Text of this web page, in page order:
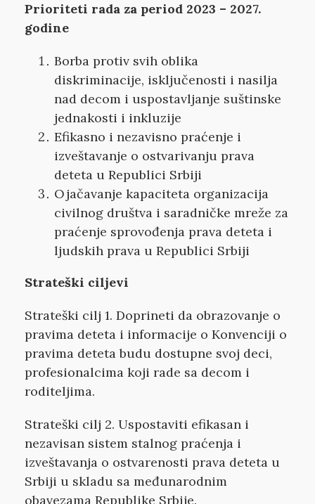
Prioriteti rada za period 2023 – 2027.
godine
Borba protiv svih oblika
diskriminacije, isključenosti i nasilja
nad decom i uspostavljanje suštinske
jednakosti i inkluzije
Efikasno i nezavisno praćenje i
izveštavanje o ostvarivanju prava
deteta u Republici Srbiji
Ojačavanje kapaciteta organizacija
civilnog društva i saradničke mreže za
praćenje sprovođenja prava deteta i
ljudskih prava u Republici Srbiji
Strateški ciljevi
Strateški cilj 1. Doprineti da obrazovanje o
pravima deteta i informacije o Konvenciji o
pravima deteta budu dostupne svoj deci,
profesionalcima koji rade sa decom i
roditeljima.
Strateški cilj 2. Uspostaviti efikasan i
nezavisan sistem stalnog praćenja i
izveštavanja o ostvarenosti prava deteta u
Srbiji u skladu sa međunarodnim
obavezama Republike Srbije.